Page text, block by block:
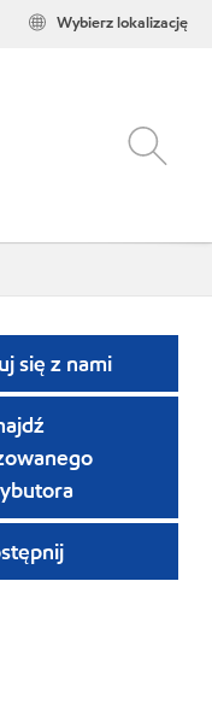
Wybierz lokalizację
się z nami